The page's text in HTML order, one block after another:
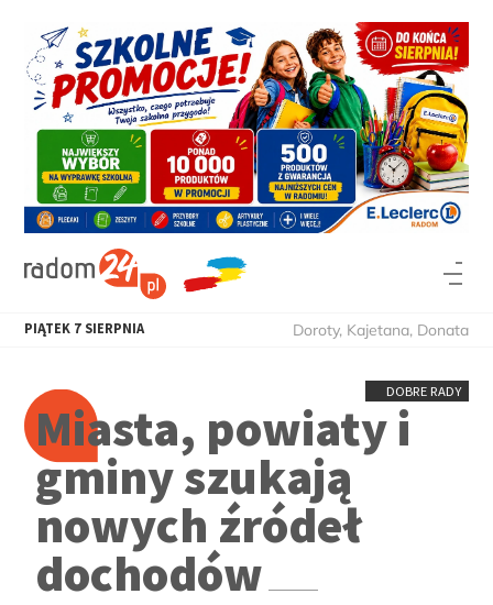
PIĄTEK 7 SIERPNIA Doroty, Kajetana, Donata
DOBRE RADY
Miasta, powiaty i
gminy szukają
nowych źródeł
dochodów